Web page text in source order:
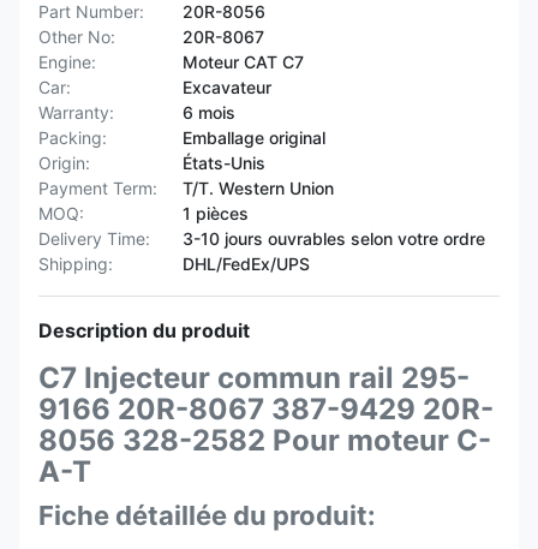
Part Number:
20R-8056
Other No:
20R-8067
Engine:
Moteur CAT C7
Car:
Excavateur
Warranty:
6 mois
Packing:
Emballage original
Origin:
États-Unis
Payment Term:
T/T. Western Union
MOQ:
1 pièces
Delivery Time:
3-10 jours ouvrables selon votre ordre
Shipping:
DHL/FedEx/UPS
Description du produit
C7 Injecteur commun rail 295-
9166 20R-8067 387-9429 20R-
8056 328-2582 Pour moteur C-
A-T
Fiche détaillée du produit: